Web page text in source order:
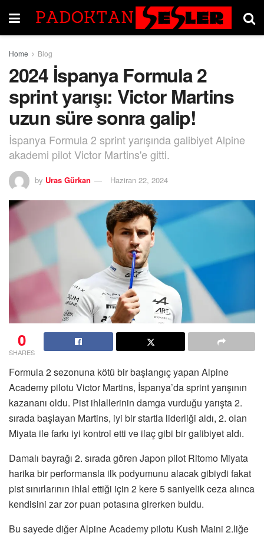
Home Blog
2024 İspanya Formula 2
sprint yarışı: Victor Martins
uzun süre sonra galip!
İspanya Formula 2 sprint yarışında galibiyet Alpine
akademi pilot Victor Martins'e gitti.
by Uras Gürkan Haziran 22, 2024
0
SHARES
Formula 2 sezonuna kötü bir başlangıç yapan Alpine
Academy pilotu Victor Martins, İspanya’da sprint yarışının
kazananı oldu. Pist ihlallerinin damga vurduğu yarışta 2.
sırada başlayan Martins, iyi bir startla liderliği aldı, 2. olan
Miyata ile farkı iyi kontrol etti ve ilaç gibi bir galibiyet aldı.
Damalı bayrağı 2. sırada gören Japon pilot Ritomo Miyata
harika bir performansla ilk podyumunu alacak gibiydi fakat
pist sınırlarının ihlal ettiği için 2 kere 5 saniyelik ceza alınca
kendisini zar zor puan potasına girerken buldu.
Bu sayede diğer Alpine Academy pilotu Kush Maini 2.liğe